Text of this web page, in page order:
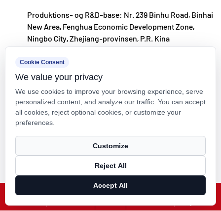
Produktions- og R&D-base: Nr. 239 Binhu Road, Binhai
New Area, Fenghua Economic Development Zone,
Ningbo City, Zhejiang-provinsen, P.R. Kina
kxpv@kxpv.com
+86-18067123177
Copyright © Kaixin Pipeline Technologies Co., Ltd. Alle rettigheder
forbeholdes.
Smart Cloud
Cookie Consent
We value your privacy
We use cookies to improve your browsing experience, serve
personalized content, and analyze our traffic. You can accept
all cookies, reject optional cookies, or customize your
preferences.
Customize
Reject All
Accept All